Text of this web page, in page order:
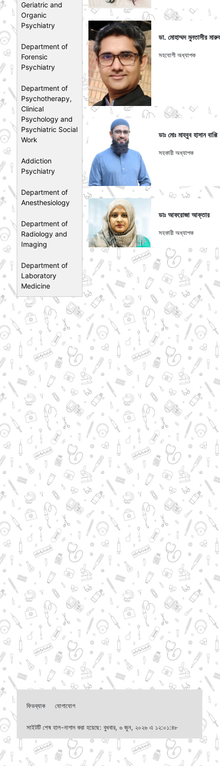
Geriatric and
Organic
Psychiatry
Department of
Forensic
Psychiatry
Department of
Psychotherapy,
Clinical
Psychology and
Psychiatric Social
Work
Addiction
Psychiatry
Department of
Anesthesiology
Department of
Radiology and
Imaging
Department of
Laboratory
Medicine
ডা. মোহাম্মদ মুনতাসীর
সহযোগী অধ্যাপক
ডাঃ মোঃ মাহবুব হাসান বাপ্পি
সহকারী অধ্যাপক
ডাঃ আফরোজা আক্তার
সহকারী অধ্যাপক
ফিডব্যাক যোগাযোগ
সাইটটি শেষ হাল-নাগাদ করা হয়েছে: বুধবার, ৬ জুন, ২০২৬ এ ১২:০১:৪৮